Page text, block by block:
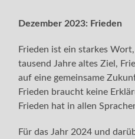
Dezember 2023: Frieden
Frieden ist ein starkes
tausend Jahre altes Ziel,
auf eine gemeinsame
Frieden braucht keine
Frieden hat in allen
Für das Jahr 2024 und